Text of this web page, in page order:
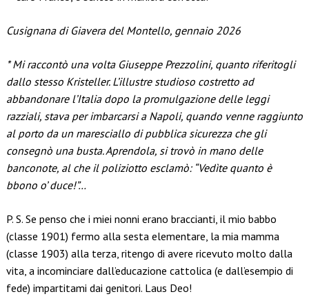
Cusignana di Giavera del Montello, gennaio 2026
* Mi raccontò una volta Giuseppe Prezzolini, quanto riferitogli
dallo stesso Kristeller. L’illustre studioso costretto ad
abbandonare l’Italia dopo la promulgazione delle leggi
razziali, stava per imbarcarsi a Napoli, quando venne raggiunto
al porto da un maresciallo di pubblica sicurezza che gli
consegnò una busta. Aprendola, si trovò in mano delle
banconote, al che il poliziotto esclamò: “Vedìte quanto è
bbono o’ duce!”…
P. S. Se penso che i miei nonni erano braccianti, il mio babbo
(classe 1901) fermo alla sesta elementare, la mia mamma
(classe 1903) alla terza, ritengo di avere ricevuto molto dalla
vita, a incominciare dall’educazione cattolica (e dall’esempio di
fede) impartitami dai genitori. Laus Deo!